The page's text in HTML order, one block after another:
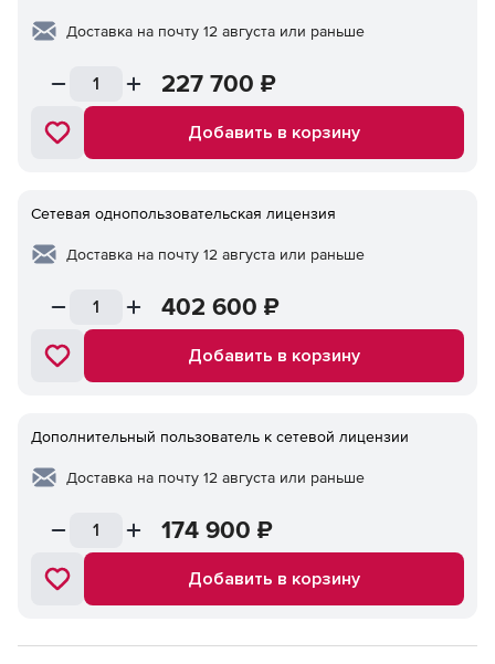
Доставка на почту 12 августа или раньше
227 700 ₽
Добавить в корзину
Сетевая однопользовательская лицензия
Доставка на почту 12 августа или раньше
402 600 ₽
Добавить в корзину
Дополнительный пользователь к сетевой лицензии
Доставка на почту 12 августа или раньше
174 900 ₽
Добавить в корзину